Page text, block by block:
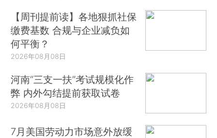
【周刊提前读】各地狠抓社保
缴费基数 合规与企业减负如
何平衡？
2026年08月08日
河南“三支一扶”考试规模化作
弊 内外勾结提前获取试卷
2026年08月08日
7月美国劳动力市场意外放缓